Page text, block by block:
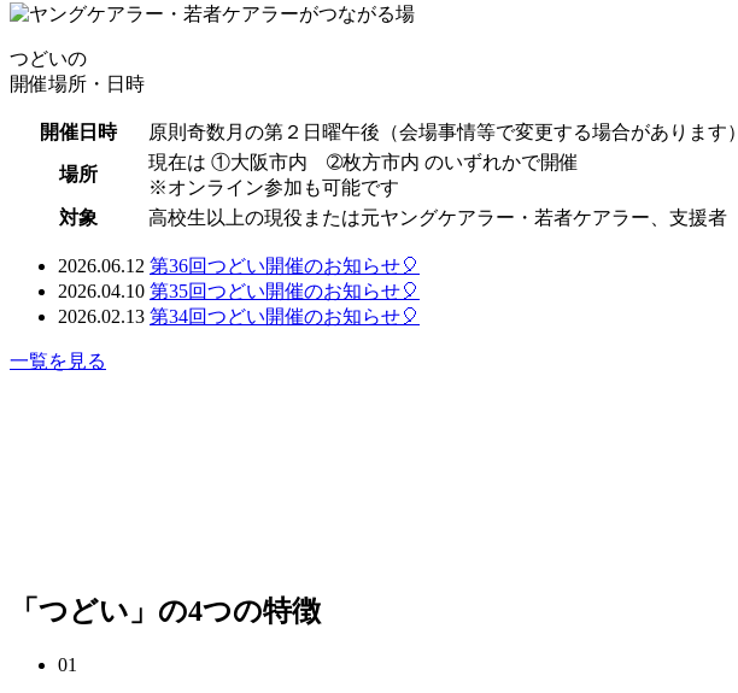
つどいの
開催場所・日時
開催日時 原則奇数月の第２日曜午後（会場事情等で変更する場合があります）
場所
現在は ①大阪市内 ➁枚方市内 のいずれかで開催
※オンライン参加も可能です
対象
高校生以上の現役または元ヤングケアラー・若者ケアラー、支援者
2026.06.12 第36回つどい開催のお知らせ🎈
2026.04.10 第35回つどい開催のお知らせ🎈
2026.02.13 第34回つどい開催のお知らせ🎈
一覧を見る
「つどい」の4つの特徴
01